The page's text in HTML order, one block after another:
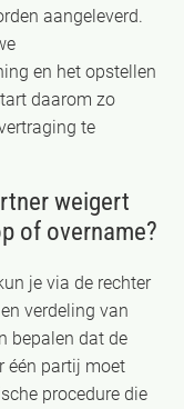
aangeleverd.
en het opstellen
daarom zo
te
weigert
of overname?
je via de rechter
verdeling van
bepalen dat de
één partij moet
procedure die